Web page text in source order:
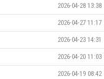
2026-04-28 13:38
2026-04-27 11:17
2026-04-23 14:31
2026-04-20 11:03
2026-04-19 08:42